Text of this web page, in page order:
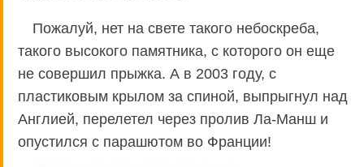
Пожалуй, нет на свете такого небоскреба,
такого высокого памятника, с которого он еще
не совершил прыжка. А в 2003 году, с
пластиковым крылом за спиной, выпрыгнул над
Англией, перелетел через пролив Ла-Манш и
опустился с парашютом во Франции!